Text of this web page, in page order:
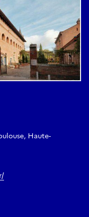
Haute-